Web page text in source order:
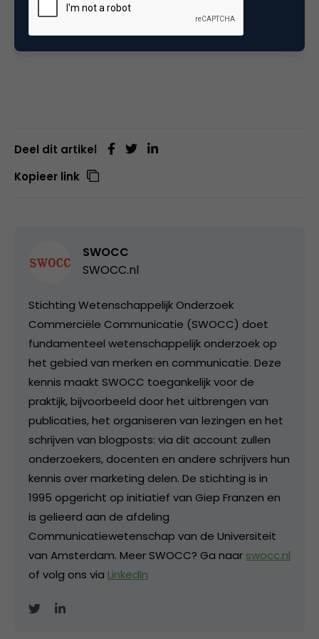
message. Journal of Business Research, 135,
840-850. Je vindt het artikelhier.
Deel dit artikel
Kopieer link
SWOCC
SWOCC.nl
Stichting Wetenschappelijk Onderzoek
Commerciële Communicatie (SWOCC) doet
fundamenteel wetenschappelijk onderzoek op
het gebied van merken en communicatie. Deze
kennis maakt SWOCC toegankelijk voor de
praktijk, bijvoorbeeld door het uitbrengen van
publicaties, het organiseren van lezingen en het
schrijven van blogposts: via dit account zullen
onderzoekers, docenten en andere schrijvers hun
kennis over marketing delen. De stichting is in
1995 opgericht op initiatief van Giep Franzen en
is gelieerd aan de afdeling
Communicatiewetenschap van de Universiteit
van Amsterdam. Meer SWOCC? Ga naar swocc.nl
of volg ons via LinkedIn